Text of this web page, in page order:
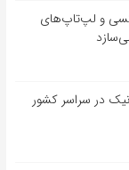
و لپ‌تاپ‌های
در سراسر کشور